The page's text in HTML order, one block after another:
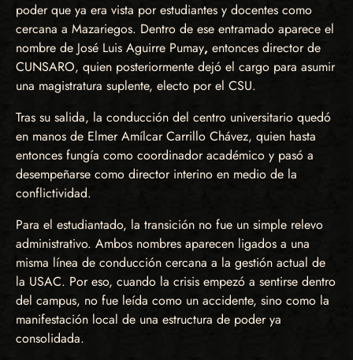
poder que ya era vista por estudiantes y docentes como
cercana a Mazariegos. Dentro de ese entramado aparece el
nombre de José Luis Aguirre Pumay, entonces director de
CUNSARO, quien posteriormente dejó el cargo para asumir
una magistratura suplente, electo por el CSU.
Tras su salida, la conducción del centro universitario quedó
en manos de Elmer Amílcar Carrillo Chávez, quien hasta
entonces fungía como coordinador académico y pasó a
desempeñarse como director interino en medio de la
conflictividad.
Para el estudiantado, la transición no fue un simple relevo
administrativo. Ambos nombres aparecen ligados a una
misma línea de conducción cercana a la gestión actual de
la USAC. Por eso, cuando la crisis empezó a sentirse dentro
del campus, no fue leída como un accidente, sino como la
manifestación local de una estructura de poder ya
consolidada.